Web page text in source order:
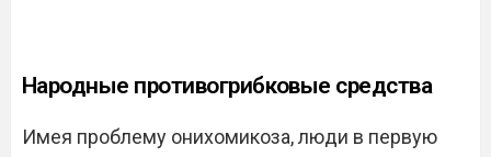
Народные противогрибковые средства
Имея проблему онихомикоза, люди в первую